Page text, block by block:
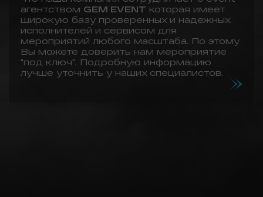
агентством GEM EVENT которая имеет
широкую базу проверенных и надежных
исполнителей и сервисом для
мероприятий любого масштаба. По этому
Вы можете доверить нам мероприятие
"под ключ". Подробную информацию
лучше уточнить у наших специалистов.